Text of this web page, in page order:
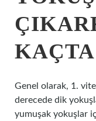
Genel olarak, 1.
derecede dik
yumuşak yokuşlar